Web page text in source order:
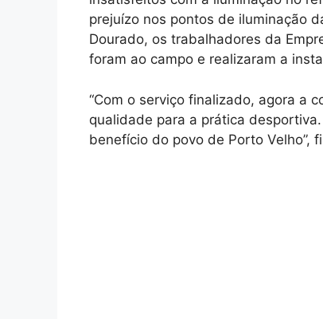
prejuízo nos pontos de iluminação
Dourado, os trabalhadores da
foram ao campo e realizaram a
“Com o serviço finalizado, agora a
qualidade para a prática
benefício do povo de Porto Velho”,